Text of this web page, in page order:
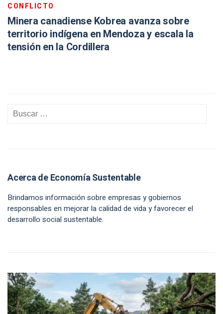
CONFLICTO
Minera canadiense Kobrea avanza sobre
territorio indígena en Mendoza y escala la
tensión en la Cordillera
Acerca de Economía Sustentable
Brindamos información sobre empresas y gobiernos
responsables en mejorar la calidad de vida y favorecer el
desarrollo social sustentable.